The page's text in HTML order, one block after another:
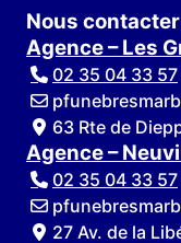
Nous contacter
Agence – Les
02 35 04 33 57
63 Rte de
Agence –
02 35 04 33 57
27 Av. de la